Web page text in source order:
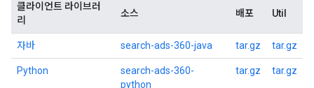
클라이언트 라이브러
리
소스 배포 Util
자바 search-ads-360-java tar.gz tar.gz
Python
search-ads-360-
python
tar.gz tar.gz